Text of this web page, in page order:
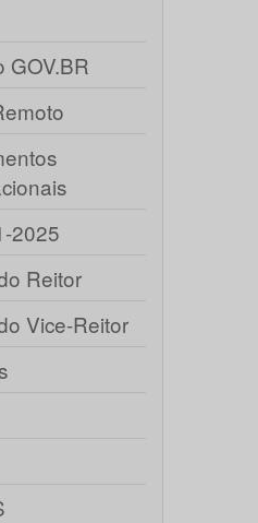
GOV.BR
2025
Reitor
Vice-Reitor